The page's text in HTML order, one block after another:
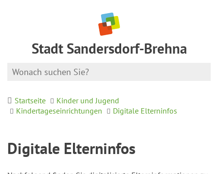
Stadt Sandersdorf-Brehna
Startseite
Kinder und Jugend
Kindertageseinrichtungen
Digitale Elterninfos
Digitale Elterninfos